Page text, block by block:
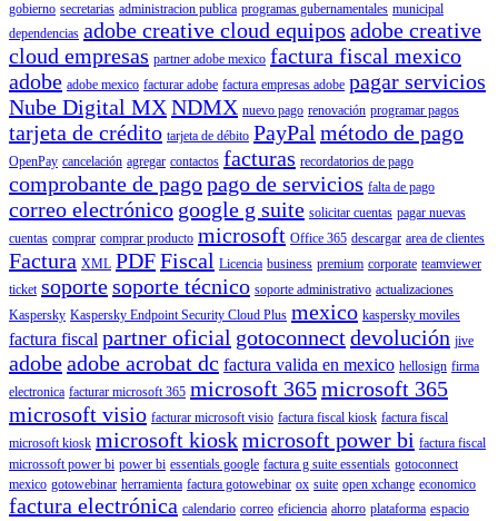
gobierno secretarias administracion publica programas gubernamentales municipal
dependencias adobe creative cloud equipos adobe creative
cloud empresas partner adobe mexico factura fiscal mexico
adobe adobe mexico facturar adobe factura empresas adobe pagar servicios
Nube Digital MXNDMX nuevo pago renovación programar pagos
tarjeta de crédito tarjeta de débito PayPal método de pago
OpenPay cancelación agregar contactos facturas recordatorios de pago
comprobante de pagopago de servicios falta de pago
correo electrónico google g suite solicitar cuentas pagar nuevas
cuentas comprar comprar producto microsoft Office 365 descargar area de clientes
Factura XML PDFFiscal Licencia business premium corporate teamviewer
ticket soportesoporte técnico soporte administrativo actualizaciones
Kaspersky Kaspersky Endpoint Security Cloud Plus mexico kaspersky moviles
factura fiscal partner oficial gotoconnectdevolución jive
adobeadobe acrobat dc factura valida en mexico hellosign firma
electronica facturar microsoft 365 microsoft 365microsoft 365
microsoft visio facturar microsoft visio factura fiscal kiosk factura fiscal
microsoft kiosk microsoft kioskmicrosoft power bi factura fiscal
microssoft power bi power bi essentials google factura g suite essentials gotoconnect
mexico gotowebinar herramienta factura gotowebinar ox suite open xchange economico
factura electrónica calendario correo eficiencia ahorro plataforma espacio